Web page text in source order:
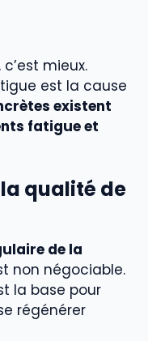
mieux.
est la cause
existent
fatigue et
qualité de
de la
non négociable.
la base pour
régénérer